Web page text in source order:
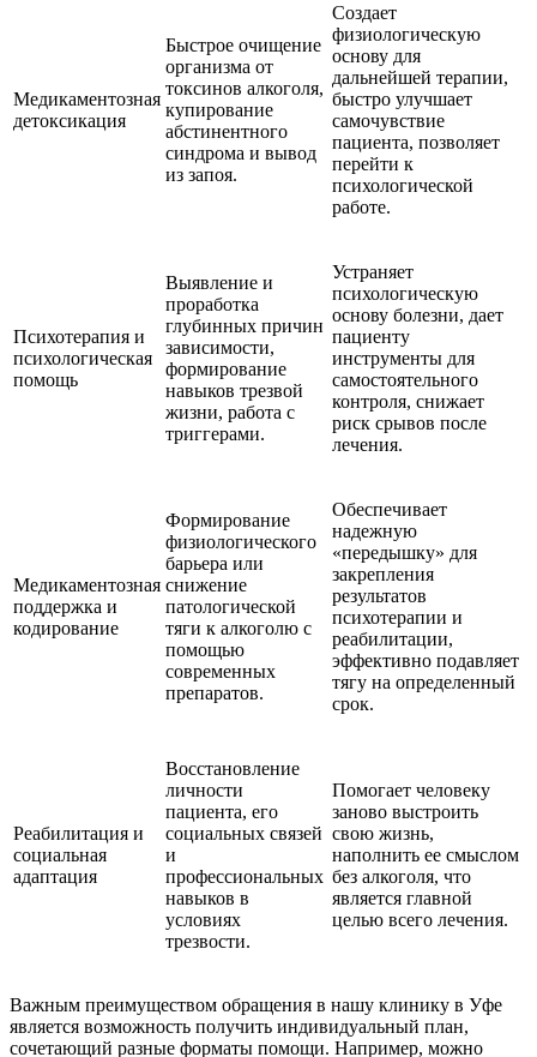
Медикаментозная
детоксикация
Быстрое очищение
организма от
токсинов алкоголя,
купирование
абстинентного
синдрома и вывод
из запоя.
Создает
физиологическую
основу для
дальнейшей терапии,
быстро улучшает
самочувствие
пациента, позволяет
перейти к
психологической
работе.
Психотерапия и
психологическая
помощь
Выявление и
проработка
глубинных причин
зависимости,
формирование
навыков трезвой
жизни, работа с
триггерами.
Устраняет
психологическую
основу болезни, дает
пациенту
инструменты для
самостоятельного
контроля, снижает
риск срывов после
лечения.
Медикаментозная
поддержка и
кодирование
Формирование
физиологического
барьера или
снижение
патологической
тяги к алкоголю с
помощью
современных
препаратов.
Обеспечивает
надежную
«передышку» для
закрепления
результатов
психотерапии и
реабилитации,
эффективно подавляет
тягу на определенный
срок.
Реабилитация и
социальная
адаптация
Восстановление
личности
пациента, его
социальных связей
и
профессиональных
навыков в
условиях
трезвости.
Помогает человеку
заново выстроить
свою жизнь,
наполнить ее смыслом
без алкоголя, что
является главной
целью всего лечения.
Важным преимуществом обращения в нашу клинику в Уфе
является возможность получить индивидуальный план,
сочетающий разные форматы помощи. Например, можно